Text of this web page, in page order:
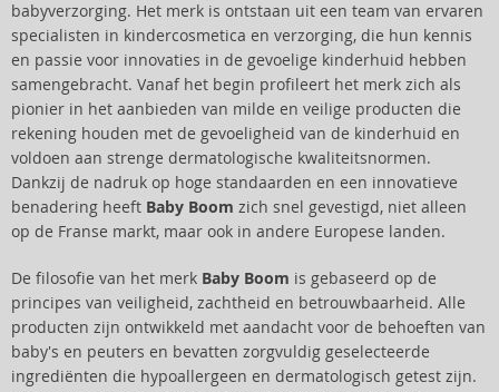
babyverzorging. Het merk is ontstaan uit een team van ervaren
specialisten in kindercosmetica en verzorging, die hun kennis
en passie voor innovaties in de gevoelige kinderhuid hebben
samengebracht. Vanaf het begin profileert het merk zich als
pionier in het aanbieden van milde en veilige producten die
rekening houden met de gevoeligheid van de kinderhuid en
voldoen aan strenge dermatologische kwaliteitsnormen.
Dankzij de nadruk op hoge standaarden en een innovatieve
benadering heeft Baby Boom zich snel gevestigd, niet alleen
op de Franse markt, maar ook in andere Europese landen.
De filosofie van het merk Baby Boom is gebaseerd op de
principes van veiligheid, zachtheid en betrouwbaarheid. Alle
producten zijn ontwikkeld met aandacht voor de behoeften van
baby's en peuters en bevatten zorgvuldig geselecteerde
ingrediënten die hypoallergeen en dermatologisch getest zijn.